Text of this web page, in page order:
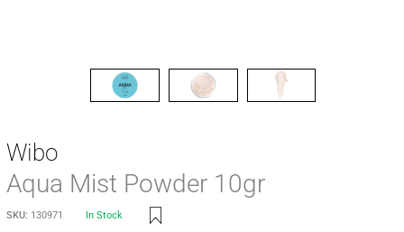
Wibo
Aqua Mist Powder 10gr
SKU: 130971 In Stock